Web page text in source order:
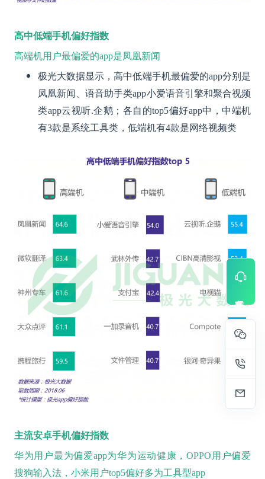
高中低端手机偏好指数
高端机用户最偏爱的app是凤凰新闻
极光大数据显示，高中低端手机最偏爱的app分别是
凤凰新闻、语音助手类app小爱语音引擎和聚合视频
类app云视听.企鹅；各自的top5偏好app中，中端机
有3款是系统工具类，低端机有4款是网络视频类
主流安卓手机偏好指数
华为用户最为偏爱app为华为运动健康，OPPO用户偏爱
搜狗输入法，小米用户top5偏好多为工具型app